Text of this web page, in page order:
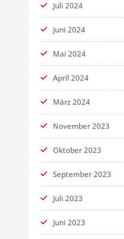
Juli 2024
Juni 2024
Mai 2024
April 2024
März 2024
November 2023
Oktober 2023
September 2023
Juli 2023
Juni 2023